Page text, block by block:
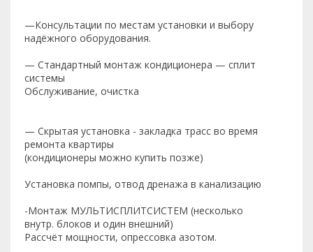
—Консультации по местам установки и выбору
надёжного оборудования.
— Стандартный монтаж кондиционера — сплит
системы
Обслуживание, очистка
— Скрытая установка - закладка трасс во время
ремонта квартиры
(кондиционеры можно купить позже)
Установка помпы, отвод дренажа в канализацию
-Монтаж МУЛЬТИСПЛИТСИСТЕМ (несколько
внутр. блоков и один внешний)
Рассчёт мощности, опрессовка азотом.